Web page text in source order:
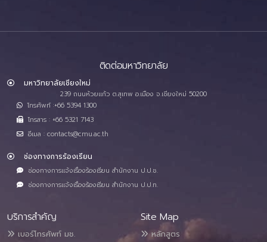
ติดต่อมหาวิทยาลัย
มหาวิทยาลัยเชียงใหม่
239 ถนนห้วยแก้ว ต.สุเทพ อ.เมือง จ.เชียงใหม่ 50200
โทรศัพท์ :+66 5394 1300
โทรสาร : +66 5321 7143
อีเมล : contacts@cmu.ac.th
ช่องทางการร้องเรียน
ช่องทางการแจ้งเรื่องร้องเรียน สำนักงาน ป.ป.ช.
ช่องทางการแจ้งเรื่องร้องเรียน สำนักงาน ป.ป.ท.
บริการสำคัญ
เบอร์โทรศัพท์ มช.
Site Map
หลักสูตร